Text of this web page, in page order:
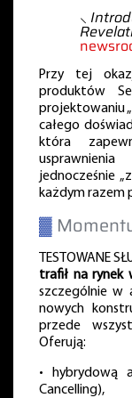
⸜
Przy tej
produktów
projektowaniu
całego
która
usprawnienia
jednocześnie
każdym razem
▓
TESTOWANE
trafił na rynek
szczególnie w
nowych
przede
Oferują:
• hybrydową
Cancelling),